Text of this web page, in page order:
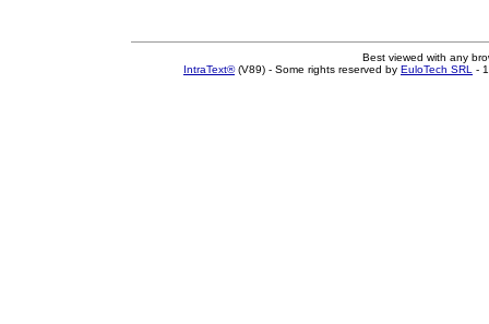
Best viewed with any
IntraText®(V89) - Some rights reserved by EuloTech SRL -